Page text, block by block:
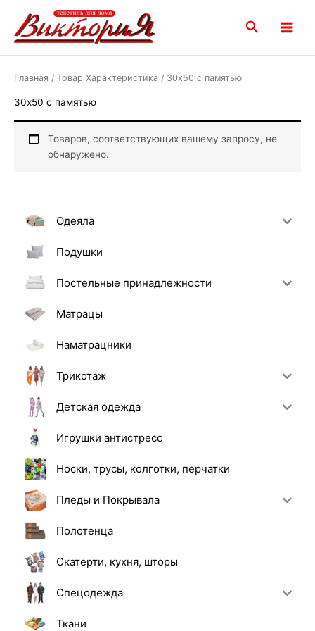
содержимому
Поиск
Menu
Одеяла
Подушки
Постельные принадлежности
Матрацы
Наматрацники
Трикотаж
Детская одежда
Игрушки антистресс
Носки, трусы, колготки, перчатки
Пледы и Покрывала
Полотенца
Скатерти, кухня, шторы
Спецодежда
Ткани
Главная / Товар Характеристика / 30х50 с памятью
30х50 с памятью
Товаров, соответствующих вашему запросу, не
обнаружено.